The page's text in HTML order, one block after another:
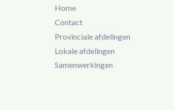
Home
Contact
Provinciale afdelingen
Lokale afdelingen
Samenwerkingen